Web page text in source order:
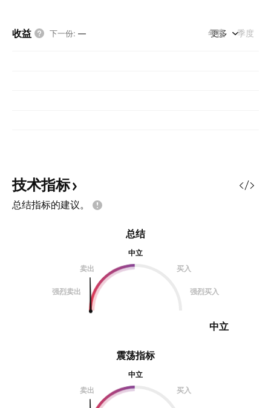
收益 下一份: — 年度 季度
更多
技术指标
总结指标的建议。
震荡指标
中立
卖出
买入
总结
中立
卖出
买入
强烈卖出 强烈买入
中立